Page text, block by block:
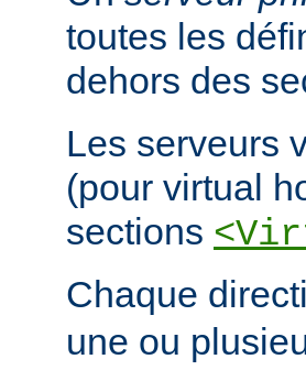
toutes les
dehors des
Les serveurs
(pour virtual
sections
Chaque
une ou